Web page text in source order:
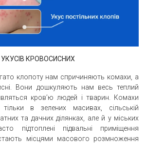
УКУСІВ КРОВОСИСНИХ
клопоту нам спричиняють комахи, а
Вони дошкуляють нам весь теплий
кров’ю людей і тварин. Комахи
в зелених масивах, сільській
та дачних ділянках, але й у міських
підтоплені підвальні приміщення
місцями масового розмноження